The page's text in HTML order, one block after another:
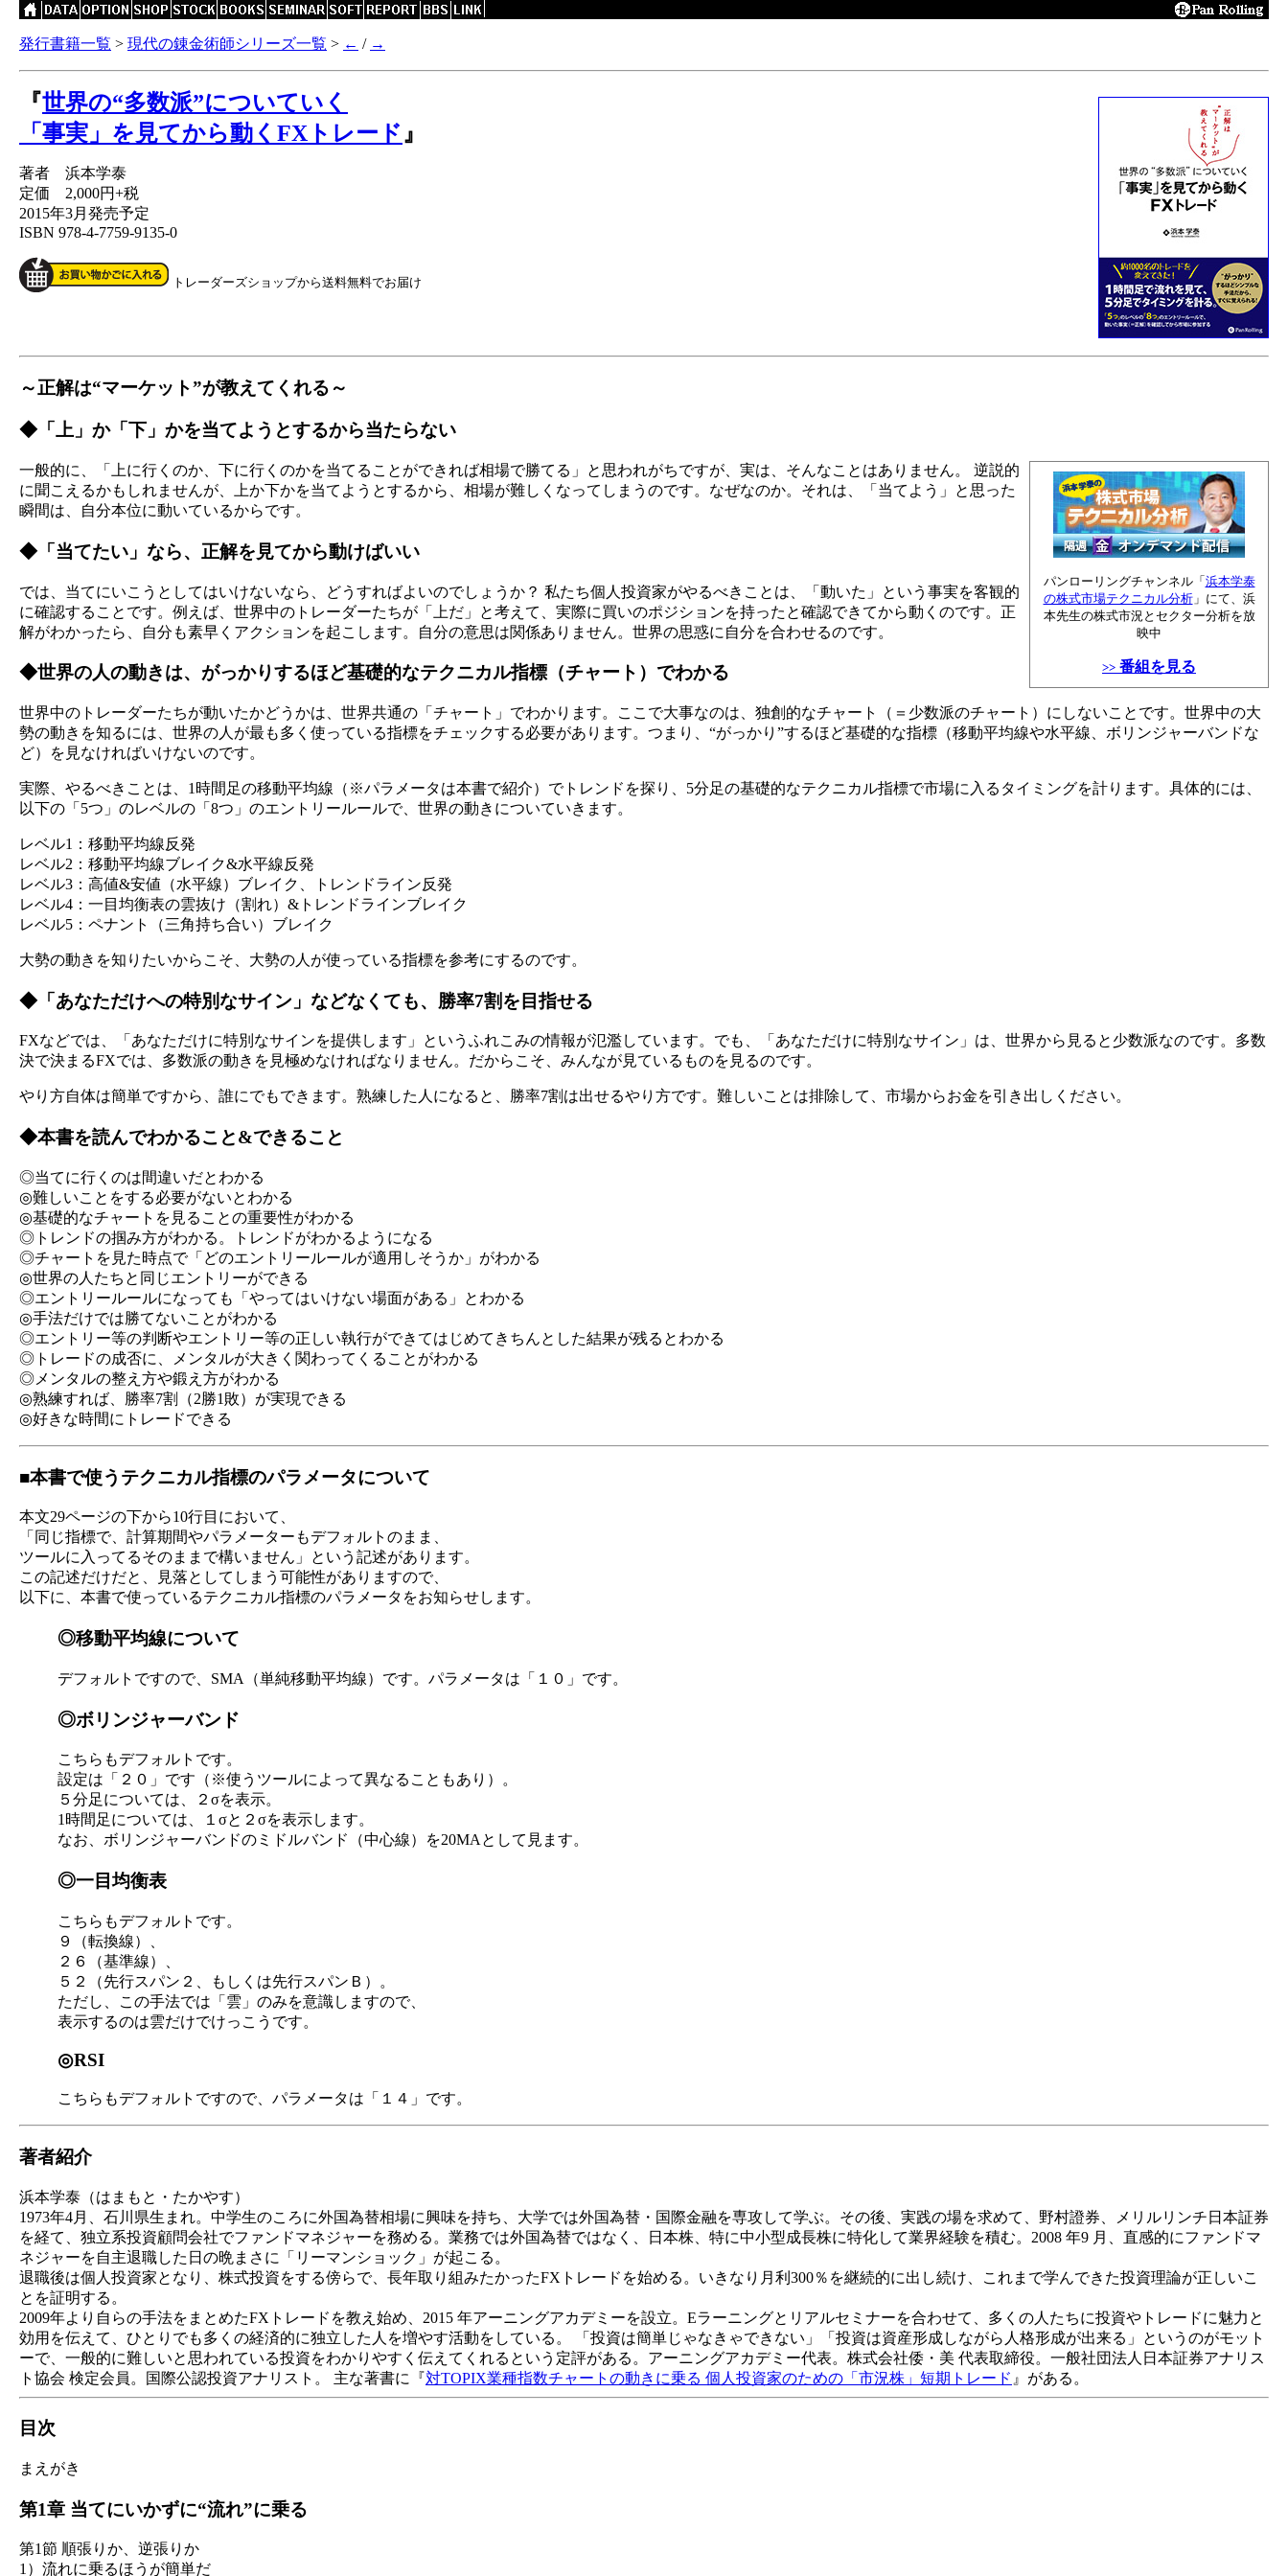
発行書籍一覧 > 現代の錬金術師シリーズ一覧 > ← / →
『世界の“多数派”についていく
「事実」を見てから動くFXトレード』
著者 浜本学泰
定価 2,000円+税
2015年3月発売予定
ISBN 978-4-7759-9135-0
トレーダーズショップから送料無料でお届け
～正解は“マーケット”が教えてくれる～
◆「上」か「下」かを当てようとするから当たらない
パンローリングチャンネル「 浜本学泰
の株式市場テクニカル分析」にて、浜
本先生の株式市況とセクター分析を放
映中
>> 番組を見る
一般的に、「上に行くのか、下に行くのかを当てることができれば相場で勝てる」と思われがちですが、実は、そんなことはありません。 逆説的
に聞こえるかもしれませんが、上か下かを当てようとするから、相場が難しくなってしまうのです。なぜなのか。それは、「当てよう」と思った
瞬間は、自分本位に動いているからです。
◆「当てたい」なら、正解を見てから動けばいい
では、当てにいこうとしてはいけないなら、どうすればよいのでしょうか？ 私たち個人投資家がやるべきことは、「動いた」という事実を客観的
に確認することです。例えば、世界中のトレーダーたちが「上だ」と考えて、実際に買いのポジションを持ったと確認できてから動くのです。正
解がわかったら、自分も素早くアクションを起こします。自分の意思は関係ありません。世界の思惑に自分を合わせるのです。
◆世界の人の動きは、がっかりするほど基礎的なテクニカル指標（チャート）でわかる
世界中のトレーダーたちが動いたかどうかは、世界共通の「チャート」でわかります。ここで大事なのは、独創的なチャート（＝少数派のチャート）にしないことです。世界中の大
勢の動きを知るには、世界の人が最も多く使っている指標をチェックする必要があります。つまり、“がっかり”するほど基礎的な指標（移動平均線や水平線、ボリンジャーバンドな
ど）を見なければいけないのです。
実際、やるべきことは、1時間足の移動平均線（※パラメータは本書で紹介）でトレンドを探り、5分足の基礎的なテクニカル指標で市場に入るタイミングを計ります。具体的には、
以下の「5つ」のレベルの「8つ」のエントリールールで、世界の動きについていきます。
レベル1：移動平均線反発
レベル2：移動平均線ブレイク&水平線反発
レベル3：高値&安値（水平線）ブレイク、トレンドライン反発
レベル4：一目均衡表の雲抜け（割れ）&トレンドラインブレイク
レベル5：ペナント（三角持ち合い）ブレイク
大勢の動きを知りたいからこそ、大勢の人が使っている指標を参考にするのです。
◆「あなただけへの特別なサイン」などなくても、勝率7割を目指せる
FXなどでは、「あなただけに特別なサインを提供します」というふれこみの情報が氾濫しています。でも、「あなただけに特別なサイン」は、世界から見ると少数派なのです。多数
決で決まるFXでは、多数派の動きを見極めなければなりません。だからこそ、みんなが見ているものを見るのです。
やり方自体は簡単ですから、誰にでもできます。熟練した人になると、勝率7割は出せるやり方です。難しいことは排除して、市場からお金を引き出しください。
◆本書を読んでわかること&できること
◎当てに行くのは間違いだとわかる
◎難しいことをする必要がないとわかる
◎基礎的なチャートを見ることの重要性がわかる
◎トレンドの掴み方がわかる。トレンドがわかるようになる
◎チャートを見た時点で「どのエントリールールが適用しそうか」がわかる
◎世界の人たちと同じエントリーができる
◎エントリールールになっても「やってはいけない場面がある」とわかる
◎手法だけでは勝てないことがわかる
◎エントリー等の判断やエントリー等の正しい執行ができてはじめてきちんとした結果が残るとわかる
◎トレードの成否に、メンタルが大きく関わってくることがわかる
◎メンタルの整え方や鍛え方がわかる
◎熟練すれば、勝率7割（2勝1敗）が実現できる
◎好きな時間にトレードできる
■本書で使うテクニカル指標のパラメータについて
本文29ページの下から10行目において、
「同じ指標で、計算期間やパラメーターもデフォルトのまま、
ツールに入ってるそのままで構いません」という記述があります。
この記述だけだと、見落としてしまう可能性がありますので、
以下に、本書で使っているテクニカル指標のパラメータをお知らせします。
◎移動平均線について
デフォルトですので、SMA（単純移動平均線）です。パラメータは「１０」です。
◎ボリンジャーバンド
こちらもデフォルトです。
設定は「２０」です（※使うツールによって異なることもあり）。
５分足については、２σを表示。
1時間足については、１σと２σを表示します。
なお、ボリンジャーバンドのミドルバンド（中心線）を20MAとして見ます。
◎一目均衡表
こちらもデフォルトです。
９（転換線）、
２６（基準線）、
５２（先行スパン２、もしくは先行スパンＢ）。
ただし、この手法では「雲」のみを意識しますので、
表示するのは雲だけでけっこうです。
◎RSI
こちらもデフォルトですので、パラメータは「１４」です。
著者紹介
浜本学泰（はまもと・たかやす）
1973年4月、石川県生まれ。中学生のころに外国為替相場に興味を持ち、大学では外国為替・国際金融を専攻して学ぶ。その後、実践の場を求めて、野村證券、メリルリンチ日本証券
を経て、独立系投資顧問会社でファンドマネジャーを務める。業務では外国為替ではなく、日本株、特に中小型成長株に特化して業界経験を積む。2008 年9 月、直感的にファンドマ
ネジャーを自主退職した日の晩まさに「リーマンショック」が起こる。
退職後は個人投資家となり、株式投資をする傍らで、長年取り組みたかったFXトレードを始める。いきなり月利300％を継続的に出し続け、これまで学んできた投資理論が正しいこ
とを証明する。
2009年より自らの手法をまとめたFXトレードを教え始め、2015 年アーニングアカデミーを設立。Eラーニングとリアルセミナーを合わせて、多くの人たちに投資やトレードに魅力と
効用を伝えて、ひとりでも多くの経済的に独立した人を増やす活動をしている。 「投資は簡単じゃなきゃできない」「投資は資産形成しながら人格形成が出来る」というのがモット
ーで、一般的に難しいと思われている投資をわかりやすく伝えてくれるという定評がある。アーニングアカデミー代表。株式会社倭・美 代表取締役。一般社団法人日本証券アナリス
ト協会 検定会員。国際公認投資アナリスト。 主な著書に『対TOPIX業種指数チャートの動きに乗る 個人投資家のための「市況株」短期トレード 』がある。
目次
まえがき
第1章 当てにいかずに“流れ”に乗る
第1節 順張りか、逆張りか
1）流れに乗るほうが簡単だ